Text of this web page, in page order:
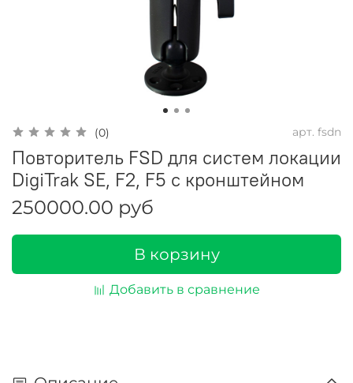
(0) арт. fsdn
Повторитель FSD для систем локации
DigiTrak SE, F2, F5 с кронштейном
250000.00 руб
В корзину
Добавить в сравнение